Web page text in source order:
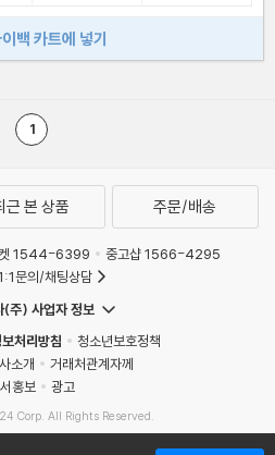
백 카트에 넣기
1
근 본 상품 주문/배송
1544-6399
중고샵 1566-4295
문의/채팅상담
(주) 사업자 정보
처리방침
청소년보호정책
소개
거래처관계자께
홍보
광고
Corp. All Rights Reserved.